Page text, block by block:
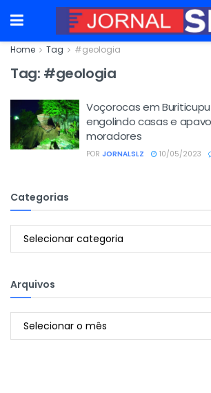
Home Tag #geologia
Tag: #geologia
Voçorocas em
engolindo casas e
moradores
POR JORNALSLZ 10/05/2023
Categorias
Categorias
Arquivos
Arquivos